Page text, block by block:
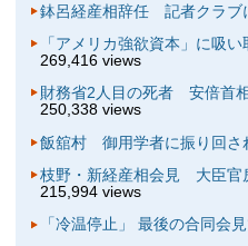
鉢呂経産相辞任 記者クラブ
「アメリカ強欲資本」に吸
269,416 views
財務省2人目の死者 安倍首
250,338 views
飯舘村 御用学者に振り回さ
枝野・新経産相会見 大臣官
215,994 views
「冷温停止」 最後の合同会